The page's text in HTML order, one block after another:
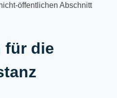
öffentlichen Abschnitt
für die